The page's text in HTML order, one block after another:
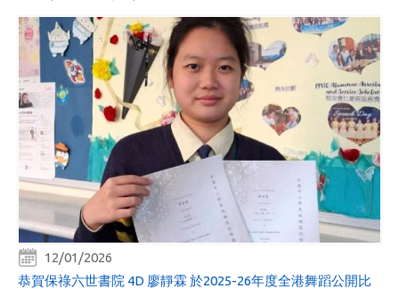
12/01/2026
恭賀保祿六世書院 4D 廖靜霖 於2025-26年度全港舞蹈公開比